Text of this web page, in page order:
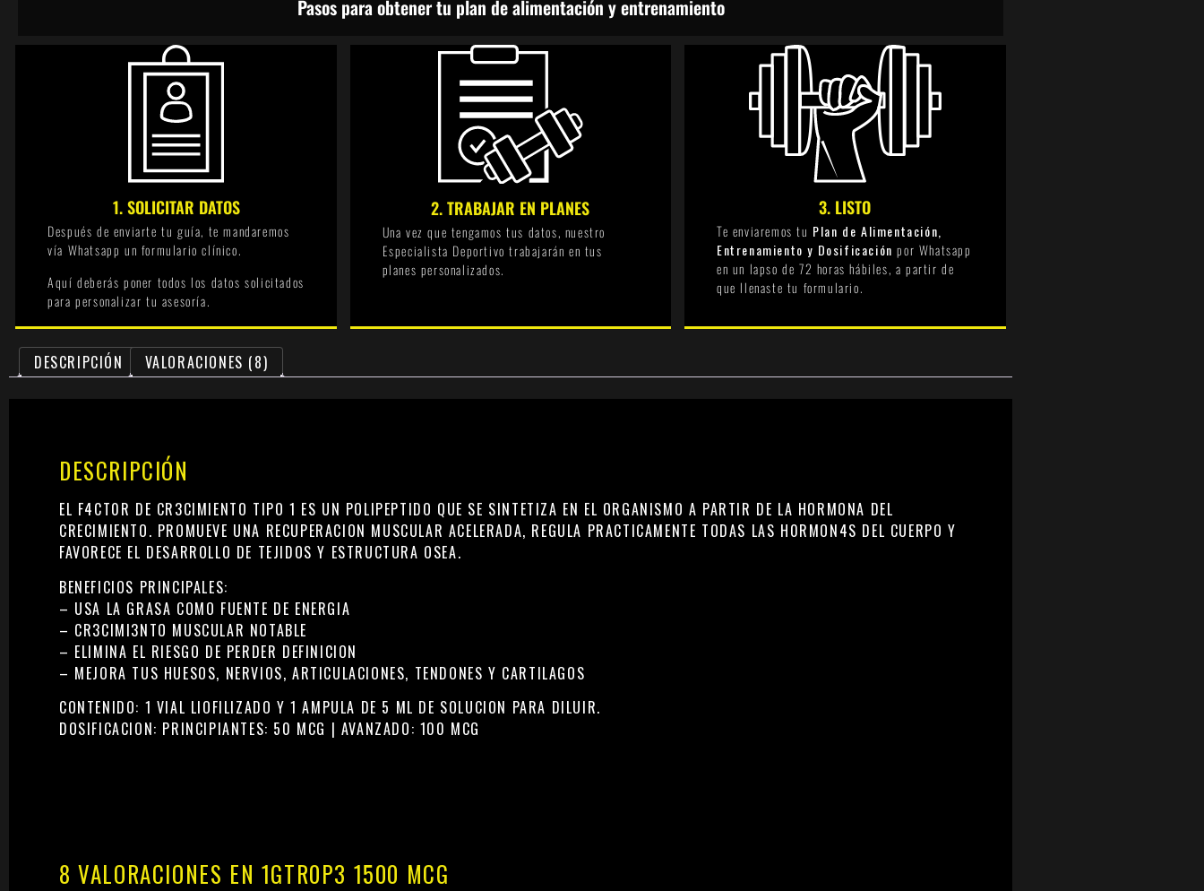
Pasos para obtener tu plan de alimentación y entrenamiento
1. SOLICITAR DATOS
Después de enviarte tu guía, te mandaremos
vía Whatsapp un formulario clínico.
Aquí deberás poner todos los datos solicitados
para personalizar tu asesoría.
2. TRABAJAR EN PLANES
Una vez que tengamos tus datos, nuestro
Especialista Deportivo trabajarán en tus
planes personalizados.
3. LISTO
Te enviaremos tu Plan de Alimentación,
Entrenamiento y Dosificación por Whatsapp
en un lapso de 72 horas hábiles, a partir de
que llenaste tu formulario.
DESCRIPCIÓN VALORACIONES (8)
DESCRIPCIÓN
EL F4CT0R DE CR3CIMIENTO TIPO 1 ES UN POLIPEPTIDO QUE SE SINTETIZA EN EL ORGANISMO A PARTIR DE LA HORMONA DEL
CRECIMIENTO. PROMUEVE UNA RECUPERACION MUSCULAR ACELERADA, REGULA PRACTICAMENTE TODAS LAS H0RMON4S DEL CUERPO Y
FAVORECE EL DESARROLLO DE TEJIDOS Y ESTRUCTURA OSEA.
BENEFICIOS PRINCIPALES:
– USA LA GRASA COMO FUENTE DE ENERGIA
– CR3CIMI3NTO MUSCULAR NOTABLE
– ELIMINA EL RIESGO DE PERDER DEFINICION
– MEJORA TUS HUESOS, NERVIOS, ARTICULACIONES, TENDONES Y CARTILAGOS
CONTENIDO: 1 VIAL LIOFILIZADO Y 1 AMPULA DE 5 ML DE SOLUCION PARA DILUIR.
DOSIFICACION: PRINCIPIANTES: 50 MCG | AVANZADO: 100 MCG
8 VALORACIONES EN 1GTR0P3 1500 MCG